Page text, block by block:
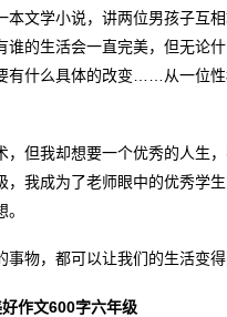
本文学小说，讲两位男孩子互
谁的生活会一直完美，但无论
有什么具体的改变……从一位
，但我却想要一个优秀的人生
，我成为了老师眼中的优秀学
物，都可以让我们的生活变得
作文600字六年级